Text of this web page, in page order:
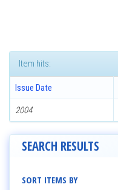
Item hits:
Issue Date
2004
SEARCH RESULTS
SORT ITEMS BY